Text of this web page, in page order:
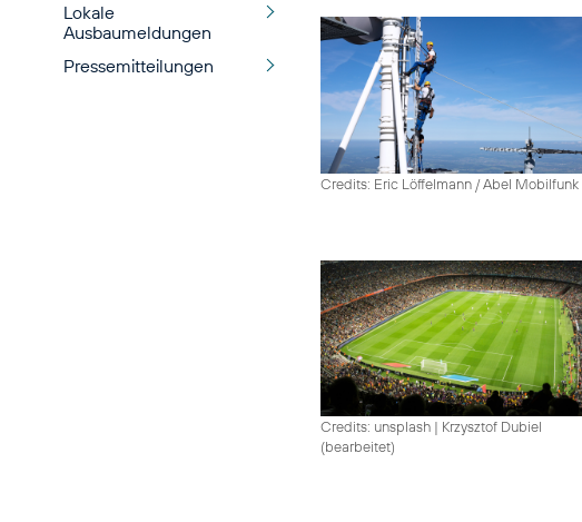
Lokale
Ausbaumeldungen
Pressemitteilungen
Credits: Eric Löffelmann / Abel Mobilfunk
Credits: unsplash | Krzysztof Dubiel
(bearbeitet)